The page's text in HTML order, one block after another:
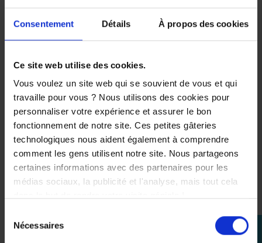
Consentement Détails À propos des cookies
Ce site web utilise des cookies.
Vous voulez un site web qui se souvient de vous et qui
travaille pour vous ? Nous utilisons des cookies pour
personnaliser votre expérience et assurer le bon
fonctionnement de notre site. Ces petites gâteries
technologiques nous aident également à comprendre
comment les gens utilisent notre site. Nous partageons
certaines informations avec des partenaires pour les
médias sociaux, la publicité et l'analyse, mais tout cela
Nécessaires perm_identity
* 2modesde conduite
*Cadreléger en aluminium
principales
* Couple :55 Nm à 5 250 tr/min
* Cylindrée :562 cm³
Conclusion
UnTmax 560idéale si tu cherches une scooterplaisant,
et un vrai tempérament.